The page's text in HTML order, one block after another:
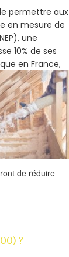
permettre aux
en mesure de
une
10% de ses
en France,
de réduire
?